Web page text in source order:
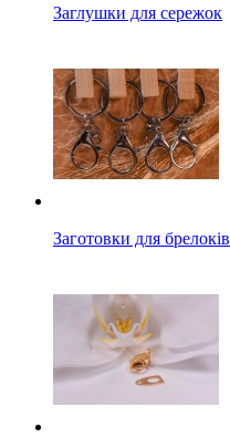
Заглушки для сережок
Заготовки для брелоків